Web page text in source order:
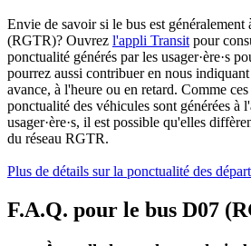
Envie de savoir si le bus est
(RGTR)? Ouvrez l'appli Transit pour
ponctualité générés par les usager·ère·s
pourrez aussi contribuer en nous
avance, à l'heure ou en retard. Comme
ponctualité des véhicules sont générées à
usager·ère·s, il est possible qu'elles
du réseau RGTR.
Plus de détails sur la ponctualité des
F.A.Q. pour le bus D07